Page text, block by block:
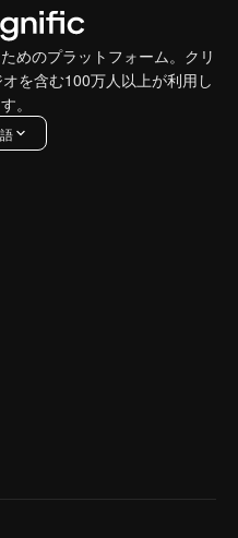
めのプラットフォーム。クリ
を含む100万人以上が利用し
。